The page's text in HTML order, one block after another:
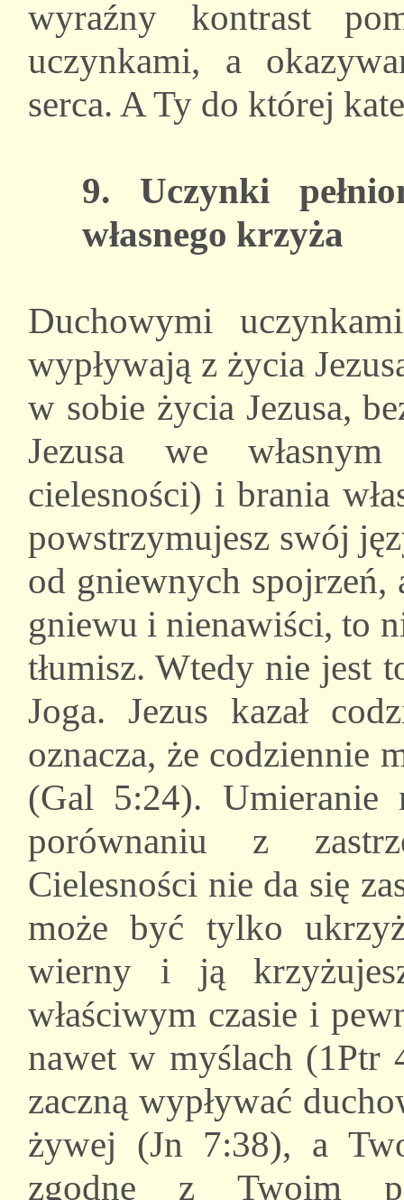
wyraźny kontrast
uczynkami, a
serca. A Ty do której
9. Uczynki
własnego krzyża
Duchowymi
wypływają z życia
w sobie życia Jezusa,
Jezusa we
cielesności) i brania
powstrzymujesz swój
od gniewnych spojrzeń,
gniewu i nienawiści, to
tłumisz. Wtedy nie jest
Joga. Jezus kazał
oznacza, że codziennie
(Gal 5:24).
porównaniu z
Cielesności nie da się
może być tylko
wierny i ją
właściwym czasie i
nawet w myślach (1Ptr
zaczną wypływać
żywej (Jn 7:38), a
zgodne z Twoim